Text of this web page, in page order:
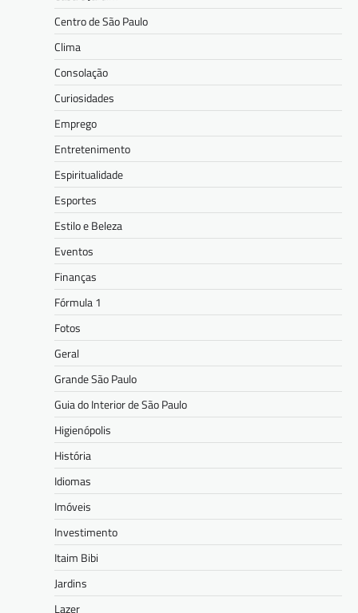
Centro de São Paulo
Clima
Consolação
Curiosidades
Emprego
Entretenimento
Espiritualidade
Esportes
Estilo e Beleza
Eventos
Finanças
Fórmula 1
Fotos
Geral
Grande São Paulo
Guia do Interior de São Paulo
Higienópolis
História
Idiomas
Imóveis
Investimento
Itaim Bibi
Jardins
Lazer